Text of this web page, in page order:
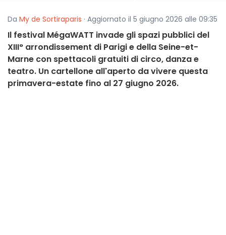
Da My de Sortiraparis · Aggiornato il 5 giugno 2026 alle 09:35
Il festival MégaWATT invade gli spazi pubblici del
XIII° arrondissement di Parigi e della Seine-et-
Marne con spettacoli gratuiti di circo, danza e
teatro. Un cartellone all'aperto da vivere questa
primavera-estate fino al 27 giugno 2026.